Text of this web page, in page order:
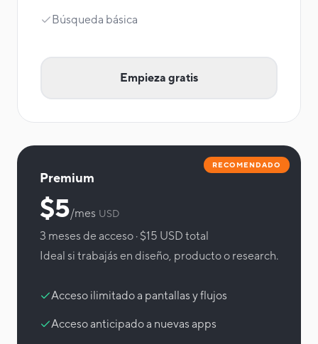
Búsqueda básica
Empieza gratis
RECOMENDADO
Premium
$5/mes USD
3 meses de acceso · $15 USD total
Ideal si trabajás en diseño, producto o research.
Acceso ilimitado a pantallas y flujos
Acceso anticipado a nuevas apps